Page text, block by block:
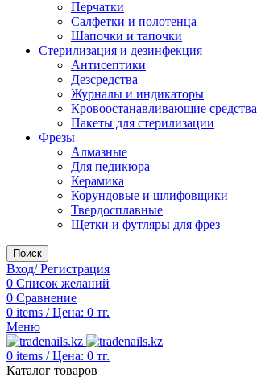
Перчатки
Салфетки и полотенца
Шапочки и тапочки
Стерилизация и дезинфекция
Антисептики
Дезсредства
Журналы и индикаторы
Кровоостанавливающие средства
Пакеты для стерилизации
Фрезы
Алмазные
Для педикюра
Керамика
Корундовые и шлифовщики
Твердосплавные
Щетки и футляры для фрез
Поиск
Вход/ Регистрация
0 Список желаний
0 Сравнение
0 items / Цена: 0 тг.
Меню
0 items / Цена: 0 тг.
Каталог товаров